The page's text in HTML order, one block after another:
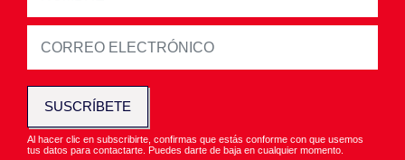
SUSCRÍBETE
Al hacer clic en subscribirte, confirmas que estás conforme con que usemos
tus datos para contactarte. Puedes darte de baja en cualquier momento.